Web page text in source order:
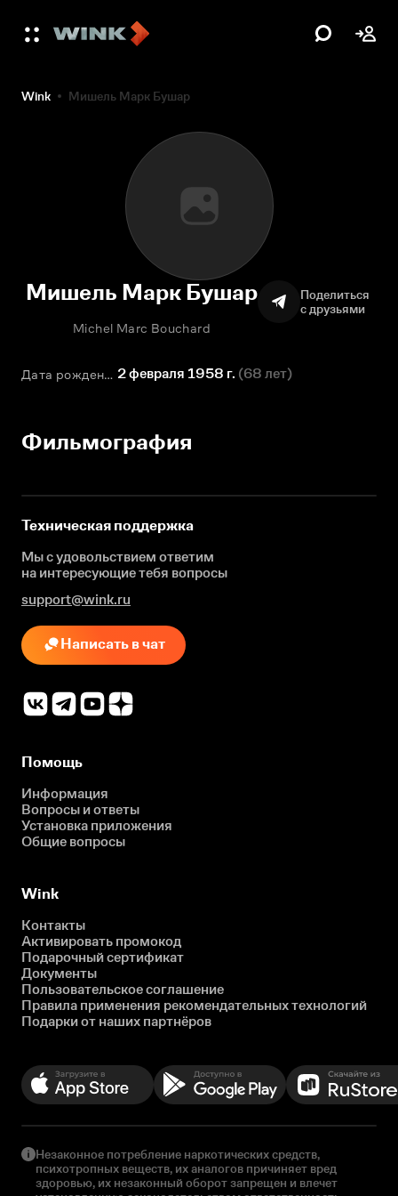
Wink Мишель Марк Бушар
Мишель Марк Бушар
Michel Marc Bouchard
Поделиться
с друзьями
Дата рождения 2 февраля 1958 г. (68 лет)
Фильмография
Техническая поддержка
Мы с удовольствием ответим
на интересующиетебя вопросы
support@wink.ru
Написать в чат
Помощь
Информация
Вопросы и ответы
Установка приложения
Общие вопросы
Wink
Контакты
Активировать промокод
Подарочный сертификат
Документы
Пользовательское соглашение
Правила применения рекомендательных технологий
Подарки от наших партнёров
Незаконное потребление наркотических средств,
психотропных веществ, их аналогов причиняет вред
здоровью, их незаконный оборот запрещен и влечет